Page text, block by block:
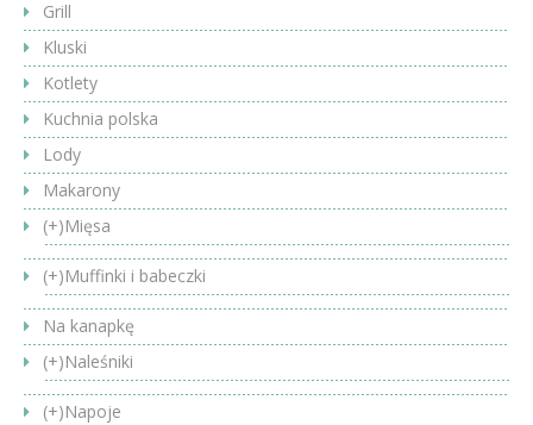
Grill
Kluski
Kotlety
Kuchnia polska
Lody
Makarony
(+)Mięsa
(+)Muffinki i babeczki
Na kanapkę
(+)Naleśniki
(+)Napoje